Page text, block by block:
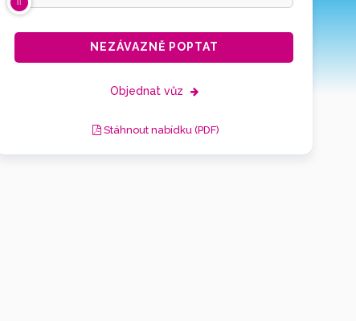
NEZÁVAZNĚ POPTAT
Objednat vůz
Stáhnout nabídku (PDF)